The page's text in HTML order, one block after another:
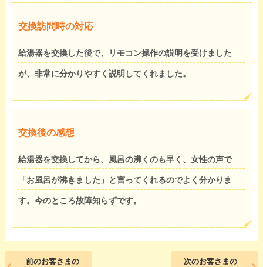
交換訪問時の対応
給湯器を交換した後で、リモコン操作の説明を受けました
が、非常に分かりやすく説明してくれました。
交換後の感想
給湯器を交換してから、風呂の沸くのも早く、女性の声で
「お風呂が沸きました」と言ってくれるのでよく分かりま
す。今のところ故障知らずです。
前のお客さまの
次のお客さまの